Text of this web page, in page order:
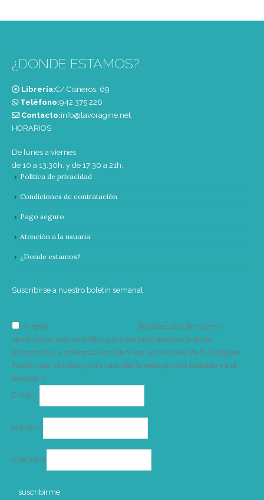
¿DONDE ESTAMOS?
Librería:C/ Cisneros, 69
Teléfono:‭942 375 226‬
Contacto:info@lavoragine.net
HORARIOS
De lunes a viernes
de 10 a 13:30h. y de 17:30 a 21h.
Política de privacidad
Condiciones de contratación
Pago seguro
Atención a la usuaria
¿Donde estamos?
Suscribirse a nuestro boletín semanal
Acepto
Su dirección de correo
electrónico solo se utiliza para enviarle nuestro boletín
informativo e información sobre las actividades de la Vorágine.
Puede usar el enlace para cancelar la suscripción incluido en el
boletín. >
E-mail*
Nombre
Apellidos